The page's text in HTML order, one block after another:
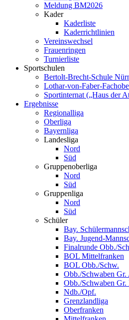
Meldung BM2026
Kader
Kaderliste
Kaderrichtlinien
Vereinswechsel
Frauenringen
Turnierliste
Sportschulen
Bertolt-Brecht-Schule
Lothar-von-Faber-
Sportinternat („Haus der
Ergebnisse
Regionalliga
Oberliga
Bayernliga
Landesliga
Nord
Süd
Gruppenoberliga
Nord
Süd
Gruppenliga
Nord
Süd
Schüler
Bay.
Bay. Jugend-
Finalrunde Obb./
BOL Mittelfranken
BOL Obb./Schw.
Obb./Schwaben Gr.
Obb./Schwaben Gr.
Ndb./Opf.
Grenzlandliga
Oberfranken